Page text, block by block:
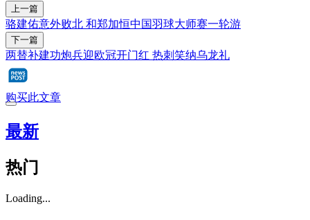
上一篇
骆建佑意外败北 和郑加恒中国羽球大师赛一轮游
下一篇
两替补建功炮兵迎欧冠开门红 热刺笑纳乌龙礼
购买此文章
最新
热门
Loading...